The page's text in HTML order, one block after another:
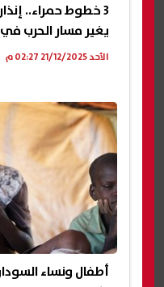
3 خطوط حمراء..
يغير مسار الحرب
الأحد 21/12/2025 02:27 م
أطفال ونساء